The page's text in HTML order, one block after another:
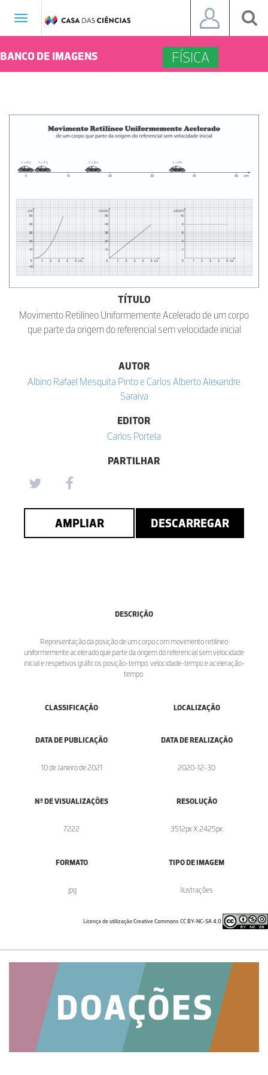
Toggle
BANCO DE IMAGENS FÍSICA
TÍTULO
Movimento Retilíneo Uniformemente Acelerado de um corpo
que parte da origem do referencial sem velocidade inicial
AUTOR
Albino Rafael Mesquita Pinto e Carlos Alberto Alexandre
Saraiva
EDITOR
Carlos Portela
PARTILHAR
AMPLIAR DESCARREGAR
DESCRIÇÃO
Representação da posição de um corpo com movimento retilíneo
uniformemente acelerado que parte da origem do referencial sem velocidade
inicial e respetivos gráficos posição-tempo, velocidade-tempo e aceleração-
tempo.
CLASSIFICAÇÃO LOCALIZAÇÃO
DATA DE PUBLICAÇÃO
10 de Janeiro de 2021
DATA DE REALIZAÇÃO
2020-12-30
Nº DE VISUALIZAÇÕES
7222
RESOLUÇÃO
3512px X 2425px
FORMATO
.jpg
TIPO DE IMAGEM
Ilustrações
Licença de utilização Creative Commons CC BY-NC-SA 4.0